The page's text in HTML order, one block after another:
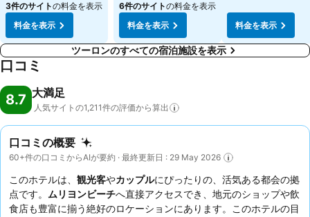
3件のサイトの料金を表示
料金を表示
6件のサイトの料金を表示
料金を表示
料金を表示
ツーロンのすべての宿泊施設を表示
口コミ
8.7 大満足
人気サイトの1,211件の評価から算出
口コミの概要
60+件の口コミからAIが要約 · 最終更新日 : 29 May 2026
このホテルは、 観光客やカップルにぴったりの、活気ある都会の拠
点です。 ムリヨンビーチへ直接アクセスでき、地元のショップや飲
食店も豊富に揃う絶好のロケーションにあります。このホテルの目